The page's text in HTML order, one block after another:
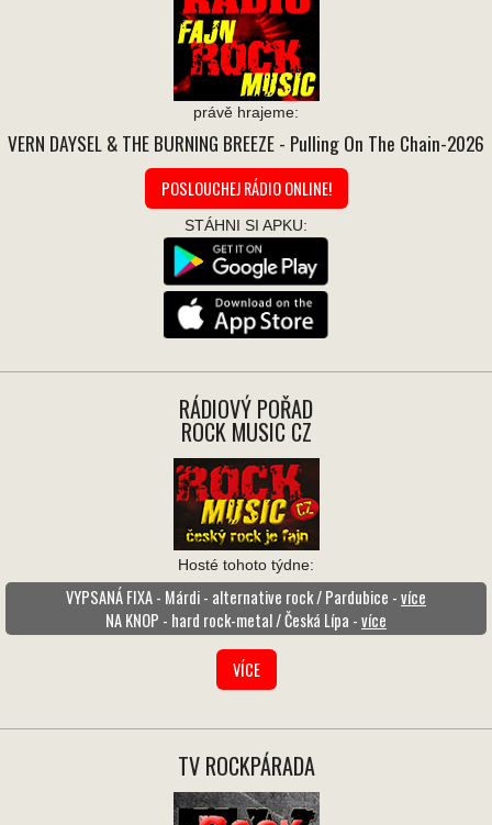
právě hrajeme:
VERN DAYSEL & THE BURNING BREEZE- Pulling On The Chain-2026
POSLOUCHEJ RÁDIO ONLINE!
STÁHNI SI APKU:
RÁDIOVÝ POŘAD
ROCK MUSIC CZ
Hosté tohoto týdne:
VYPSANÁ FIXA - Márdi - alternative rock / Pardubice -více
NA KNOP - hard rock-metal / Česká Lípa -více
VÍCE
TV ROCKPÁRADA